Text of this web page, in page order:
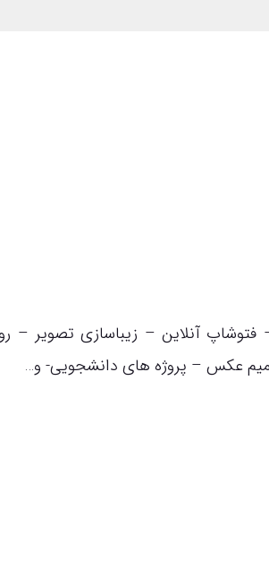
آنلاین – زیباسازی تصویر –
عکس – پروژه های دانشجویی- و…